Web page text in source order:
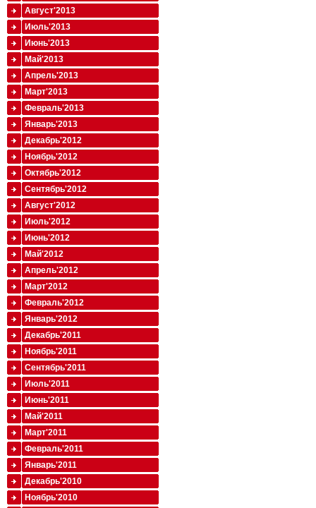
Август'2013
Июль'2013
Июнь'2013
Май'2013
Апрель'2013
Март'2013
Февраль'2013
Январь'2013
Декабрь'2012
Ноябрь'2012
Октябрь'2012
Сентябрь'2012
Август'2012
Июль'2012
Июнь'2012
Май'2012
Апрель'2012
Март'2012
Февраль'2012
Январь'2012
Декабрь'2011
Ноябрь'2011
Сентябрь'2011
Июль'2011
Июнь'2011
Май'2011
Март'2011
Февраль'2011
Январь'2011
Декабрь'2010
Ноябрь'2010